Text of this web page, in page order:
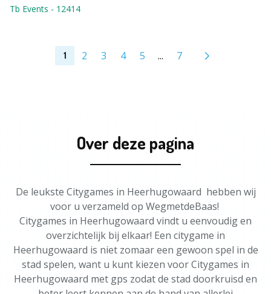
Tb Events - 12414
1 2 3 4 5 ... 7
Over deze pagina
De leukste Citygames in Heerhugowaard hebben wij
voor u verzameld op WegmetdeBaas!
Citygames in Heerhugowaard vindt u eenvoudig en
overzichtelijk bij elkaar! Een citygame in
Heerhugowaard is niet zomaar een gewoon spel in de
stad spelen, want u kunt kiezen voor Citygames in
Heerhugowaard met gps zodat de stad doorkruisd en